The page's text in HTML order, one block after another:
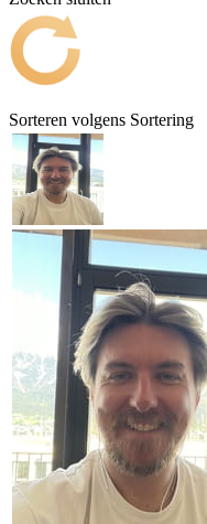
Sorteren volgens Sortering